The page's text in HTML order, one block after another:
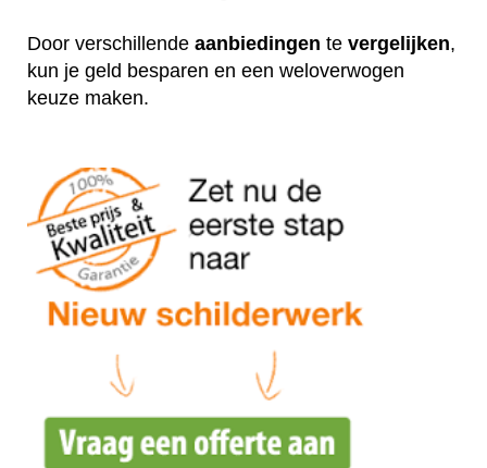
Door verschillende aanbiedingen te vergelijken,
kun je geld besparen en een weloverwogen
keuze maken.